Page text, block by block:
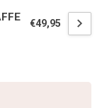
€49,95